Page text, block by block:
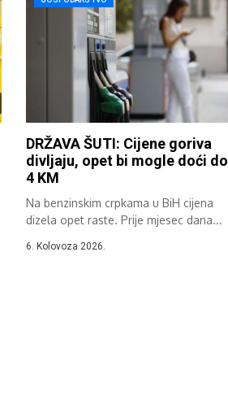
DRŽAVA ŠUTI: Cijene goriva
divljaju, opet bi mogle doći do
4 KM
Na benzinskim crpkama u BiH cijena
dizela opet raste. Prije mjesec dana...
6. Kolovoza 2026.